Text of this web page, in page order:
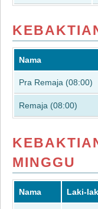
Nama
Pra Remaja (08:00)
Remaja (08:00)
MINGGU
Nama Laki-